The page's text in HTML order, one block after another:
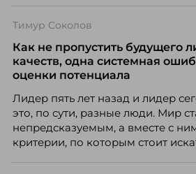
по работе с персоналом
рассказывает, как выстроить
распределенной команды без
бесконечных созвонов.
Тимур Соколов
Как не пропустить будущего
качеств, одна системная
оценки потенциала
Лидер пять лет назад и лидер
это, по сути, разные люди. Мир
непредсказуемым, а вместе с
критерии, по которым стоит